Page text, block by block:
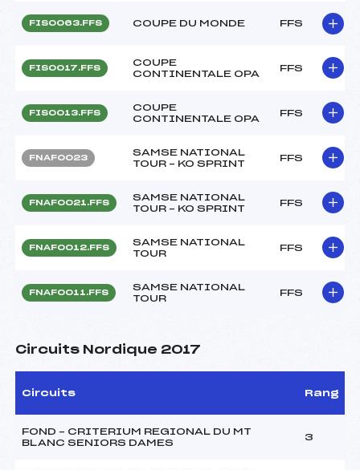
FIS0063.FFS COUPE DU MONDE FFS
FIS0017.FFS
COUPE
CONTINENTALE OPA
FFS
FIS0013.FFS
COUPE
CONTINENTALE OPA
FFS
FNAF0023
SAMSE NATIONAL
TOUR – KO SPRINT
FFS
FNAF0021.FFS
SAMSE NATIONAL
TOUR – KO SPRINT
FFS
FNAF0012.FFS
SAMSE NATIONAL
TOUR
FFS
FNAF0011.FFS
SAMSE NATIONAL
TOUR
FFS
Circuits Nordique 2017
Circuits Rang
FOND – CRITERIUM REGIONAL DU MT
BLANC SENIORS DAMES
3